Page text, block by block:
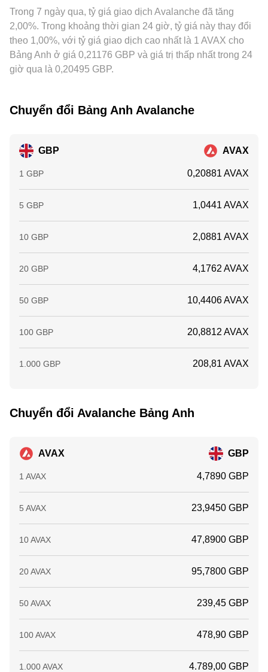
dòng giao dịch lớn từ các ví “whale” trên chuỗi có thể
khuếch đại biến động ngắn hạn; trong khi chênh lệch giá
theo giờ giao dịch ngân hàng tại Anh hoặc hạn mức kênh
thanh toán GBP có thể làm biên độ dao động tạm thời rộng
hơn.
truyền vào giá niêm yết GBP/AVAX. Hoạt động arbitrage
giữa các sàn thường giúp thu hẹp chênh lệch bằng cách
mua ở nơi rẻ và bán ở nơi đắt, nhưng ma sát như phí, tốc
độ chuyển tài sản, giới hạn rút/nạp GBP và rủi ro thị trường
khiến quá trình này không thể xóa bỏ hoàn toàn mọi khác
biệt trong ngắn hạn.
Trong 7 ngày qua, tỷ giá giao dịch Avalanche đã tăng
2,00%. Trong khoảng thời gian 24 giờ, tỷ giá này thay đổi
theo 1,00%, với tỷ giá giao dịch cao nhất là 1 AVAX cho
Bảng Anh ở giá 0,21176 GBP và giá trị thấp nhất trong 24
giờ qua là 0,20495 GBP.
Chuyển đổi Bảng Anh Avalanche
GBP AVAX
1 GBP 0,20881 AVAX
5 GBP 1,0441 AVAX
10 GBP 2,0881 AVAX
20 GBP 4,1762 AVAX
50 GBP 10,4406 AVAX
100 GBP 20,8812 AVAX
1.000 GBP 208,81 AVAX
Chuyển đổi Avalanche Bảng Anh
AVAX GBP
1 AVAX 4,7890 GBP
5 AVAX 23,9450 GBP
10 AVAX 47,8900 GBP
20 AVAX 95,7800 GBP
50 AVAX 239,45 GBP
100 AVAX 478,90 GBP
1.000 AVAX 4.789,00 GBP